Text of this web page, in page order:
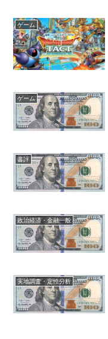
ゲーム
ゲーム
書評
政治経済・金融一般
実地調査・定性分析